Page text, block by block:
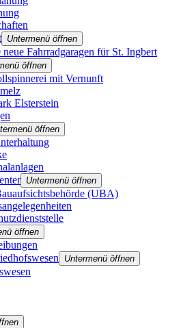
Untermenü öffnen
neue Fahrradgaragen für St. Ingbert
öffnen
mit Vernunft
Elsterstein
öffnen
Untermenü öffnen
(UBA)
öffnen
Untermenü öffnen